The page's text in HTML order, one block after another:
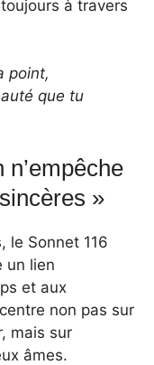
à travers
point,
que tu
»
le Sonnet 116
un lien
et aux
non pas sur
mais sur
âmes.